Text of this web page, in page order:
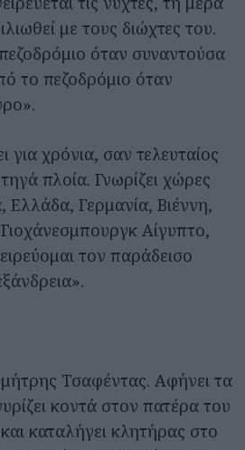
με τους διώχτες του.
όταν συναντούσα
το πεζοδρόμιο όταν
για χρόνια, σαν τελευταίος
πλοία. Γνωρίζει χώρες
Ελλάδα, Γερμανία, Βιέννη,
Αίγυπτο,
τον παράδεισο
Τσαφέντας. Αφήνει τα
κοντά στον πατέρα του
καταλήγει κλητήρας στο